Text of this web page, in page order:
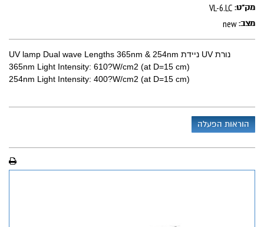
מק"ט: VL-6.LC
מצב: new
נורת UV ניידת UV lamp Dual wave Lengths 365nm & 254nm
365nm Light Intensity: 610?W/cm2 (at D=15 cm)
254nm Light Intensity: 400?W/cm2 (at D=15 cm)
הוראות הפעלה